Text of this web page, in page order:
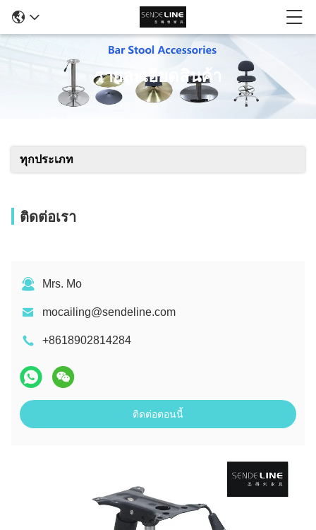
รายละเอียดสินค้า
ทุกประเภท
ติดต่อเรา
Mrs. Mo
mocailing@sendeline.com
+8618902814284
ติดต่อตอนนี้